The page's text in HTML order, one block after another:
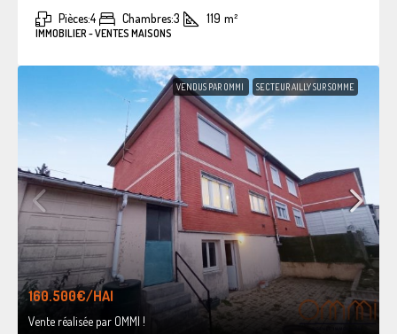
Pièces:4 Chambres:3 119 m²
IMMOBILIER - VENTES MAISONS
VENDUS PAR OMMI SECTEUR AILLY SUR SOMME
160.500€/HAI
Vente réalisée par OMMI !